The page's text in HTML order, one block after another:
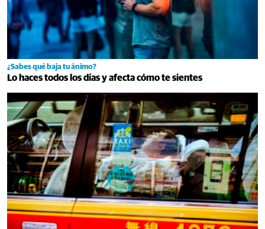
¿Sabes qué baja tu ánimo?
Lo haces todos los días y afecta cómo te sientes